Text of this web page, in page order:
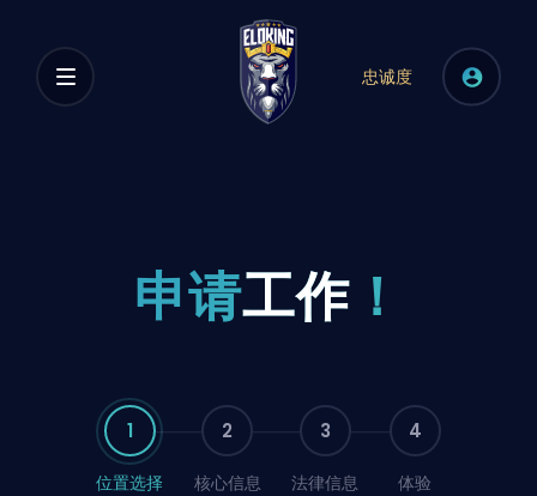
忠诚度
申请工作！
1
位置选择
2
核心信息
3
法律信息
4
体验